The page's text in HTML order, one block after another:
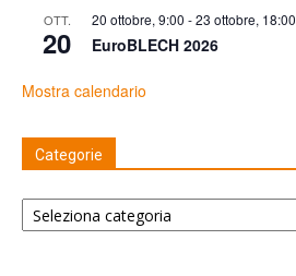
OTT.
20
20 ottobre, 9:00 -23 ottobre, 18:00
EuroBLECH 2026
Mostra calendario
Categorie
Categorie